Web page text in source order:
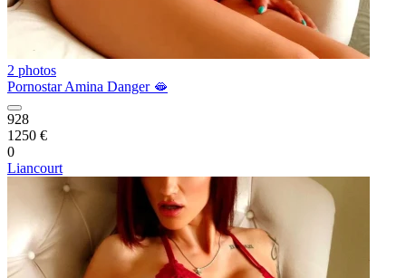
2 photos
Pornostar Amina Danger 🫦
928
1250 €
0
Liancourt